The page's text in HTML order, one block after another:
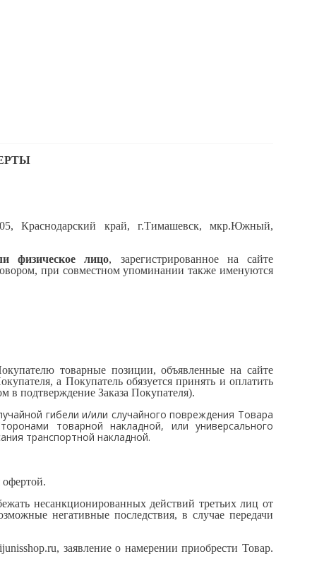
Краснодарский край, г.Тимашевск, мкр.Южный,
физическое лицо, зарегистрированное на сайте
при совместном упоминании также именуются
товарные позиции, объявленные на сайте
а Покупатель обязуется принять и оплатить
в подтверждение Заказа Покупателя).
гибели и/или случайного повреждения Товара
товарной накладной, или универсального
транспортной накладной.
офертой.
несанкционированных действий третьих лиц от
негативные последствия, в случае передачи
ijunisshop.ru, заявление о намерении приобрести Товар.